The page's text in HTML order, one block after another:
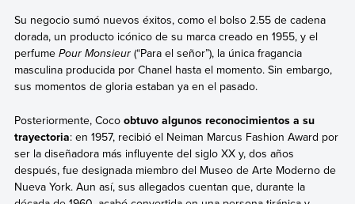
Su negocio sumó nuevos éxitos, como el bolso 2.55 de cadena
dorada, un producto icónico de su marca creado en 1955, y el
perfume Pour Monsieur(“Para el señor”), la única fragancia
masculina producida por Chanel hasta el momento. Sin embargo,
sus momentos de gloria estaban ya en el pasado.
Posteriormente, Coco obtuvo algunos reconocimientos a su
trayectoria: en 1957, recibió el Neiman Marcus Fashion Award por
ser la diseñadora más influyente del siglo XX y, dos años
después, fue designada miembro del Museo de Arte Moderno de
Nueva York. Aun así, sus allegados cuentan que, durante la